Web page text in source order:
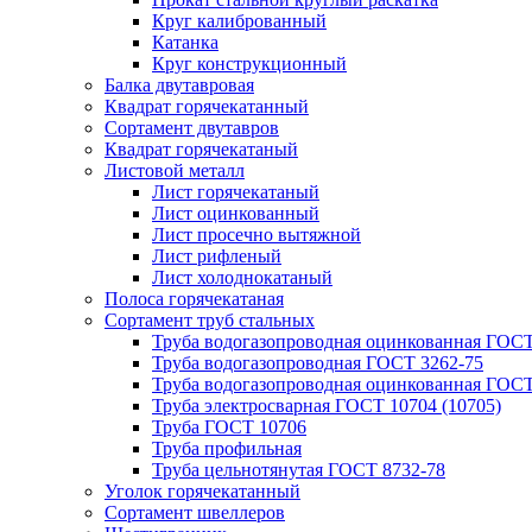
Круг калиброванный
Катанка
Круг конструкционный
Балка двутавровая
Квадрат горячекатанный
Сортамент двутавров
Квадрат горячекатаный
Листовой металл
Лист горячекатаный
Лист оцинкованный
Лист просечно вытяжной
Лист рифленый
Лист холоднокатаный
Полоса горячекатаная
Сортамент труб стальных
Труба водогазопроводная оцинкованная
Труба водогазопроводная ГОСТ 3262-75
Труба водогазопроводная оцинкованная
Труба электросварная ГОСТ 10704 (10705)
Труба ГОСТ 10706
Труба профильная
Труба цельнотянутая ГОСТ 8732-78
Уголок горячекатанный
Сортамент швеллеров